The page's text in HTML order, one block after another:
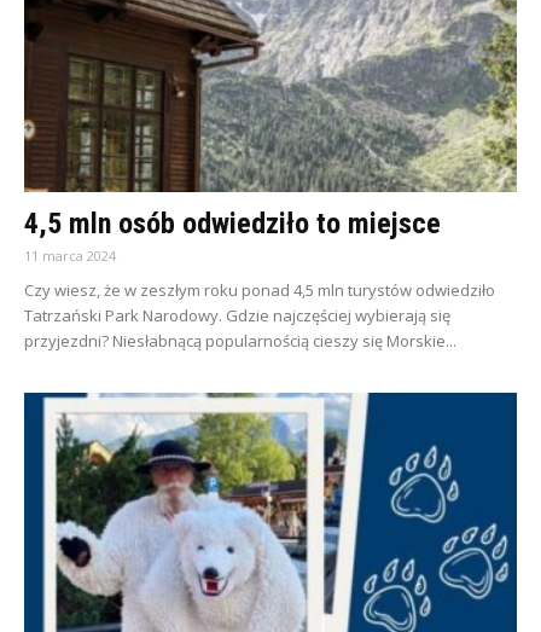
4,5 mln osób odwiedziło to miejsce
11 marca 2024
Czy wiesz, że w zeszłym roku ponad 4,5 mln turystów odwiedziło
Tatrzański Park Narodowy. Gdzie najczęściej wybierają się
przyjezdni? Niesłabnącą popularnością cieszy się Morskie...